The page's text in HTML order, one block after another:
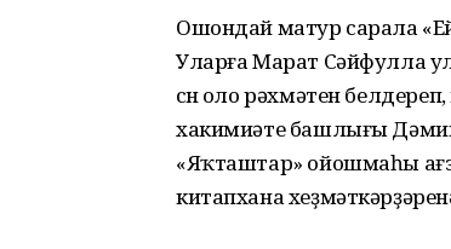
Ошондай матур сарала
Уларға Марат Сәйфулла
өсөн оло рәхмәтен
хакимиәте башлығы
«Яҡташтар» ойошмаһы
китапхана